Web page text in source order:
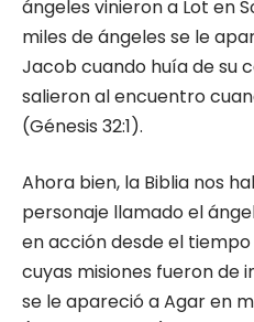
ángeles vinieron a Lot en
miles de ángeles se le
Jacob cuando huía de su
salieron al encuentro
(Génesis 32:1).
Ahora bien, la Biblia nos
personaje llamado el
en acción desde el
cuyas misiones fueron de
se le apareció a Agar en